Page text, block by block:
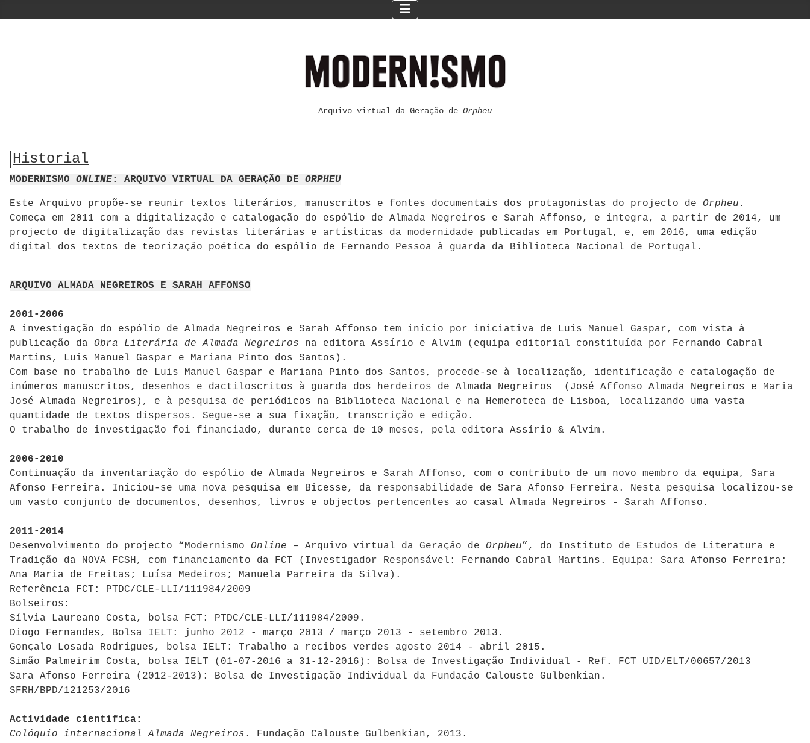
Arquivo virtual da Geração de Orpheu
Historial
MODERNISMO ONLINE: ARQUIVO VIRTUAL DA GERAÇÃO DE ORPHEU
Este Arquivo propõe-se reunir textos literários, manuscritos e fontes documentais dos protagonistas do projecto de Orpheu .
Começa em 2011 com a digitalização e catalogação do espólio de Almada Negreiros e Sarah Affonso, e integra, a partir de 2014, um
projecto de digitalização das revistas literárias e artísticas da modernidade publicadas em Portugal, e, em 2016, uma edição
digital dos textos de teorização poética do espólio de Fernando Pessoa à guarda da Biblioteca Nacional de Portugal.
ARQUIVO ALMADA NEGREIROS E SARAH AFFONSO
2001-2006
A investigação do espólio de Almada Negreiros e Sarah Affonso tem início por iniciativa de Luis Manuel Gaspar, com vista à
publicação da Obra Literária de Almada Negreiros na editora Assírio e Alvim (equipa editorial constituída por Fernando Cabral
Martins, Luis Manuel Gaspar e Mariana Pinto dos Santos).
Com base no trabalho de Luis Manuel Gaspar e Mariana Pinto dos Santos, procede-se à localização, identificação e catalogação de
inúmeros manuscritos, desenhos e dactiloscritos à guarda dos herdeiros de Almada Negreiros (José Affonso Almada Negreiros e Maria
José Almada Negreiros), e à pesquisa de periódicos na Biblioteca Nacional e na Hemeroteca de Lisboa, localizando uma vasta
quantidade de textos dispersos. Segue-se a sua fixação, transcrição e edição.
O trabalho de investigação foi financiado, durante cerca de 10 meses, pela editora Assírio & Alvim.
2006-2010
Continuação da inventariação do espólio de Almada Negreiros e Sarah Affonso, com o contributo de um novo membro da equipa, Sara
Afonso Ferreira. Iniciou-se uma nova pesquisa em Bicesse, da responsabilidade de Sara Afonso Ferreira. Nesta pesquisa localizou-se
um vasto conjunto de documentos, desenhos, livros e objectos pertencentes ao casal Almada Negreiros - Sarah Affonso.
2011-2014
Desenvolvimento do projecto “Modernismo Online – Arquivo virtual da Geração de Orpheu”, do Instituto de Estudos de Literatura e
Tradição da NOVA FCSH, com financiamento da FCT (Investigador Responsável: Fernando Cabral Martins. Equipa: Sara Afonso Ferreira;
Ana Maria de Freitas; Luísa Medeiros; Manuela Parreira da Silva).
Referência FCT: PTDC/CLE-LLI/111984/2009
Bolseiros:
Sílvia Laureano Costa, bolsa FCT: PTDC/CLE-LLI/111984/2009.
Diogo Fernandes, Bolsa IELT: junho 2012 - março 2013 / março 2013 - setembro 2013.
Gonçalo Losada Rodrigues, bolsa IELT: Trabalho a recibos verdes agosto 2014 - abril 2015.
Simão Palmeirim Costa, bolsa IELT (01-07-2016 a 31-12-2016): Bolsa de Investigação Individual - Ref. FCT UID/ELT/00657/2013
Sara Afonso Ferreira (2012-2013): Bolsa de Investigação Individual da Fundação Calouste Gulbenkian.
SFRH/BPD/121253/2016
Actividade científica:
Colóquio internacional Almada Negreiros . Fundação Calouste Gulbenkian, 2013.